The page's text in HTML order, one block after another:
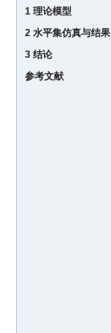
1 理论模型
2 水平集仿真与结果
3 结论
参考文献